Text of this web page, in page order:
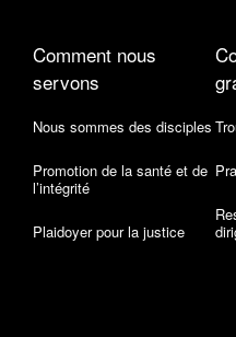
Comment nous
servons
Nous sommes des disciples
Promotion de la santé et de
l’intégrité
Plaidoyer pour la justice